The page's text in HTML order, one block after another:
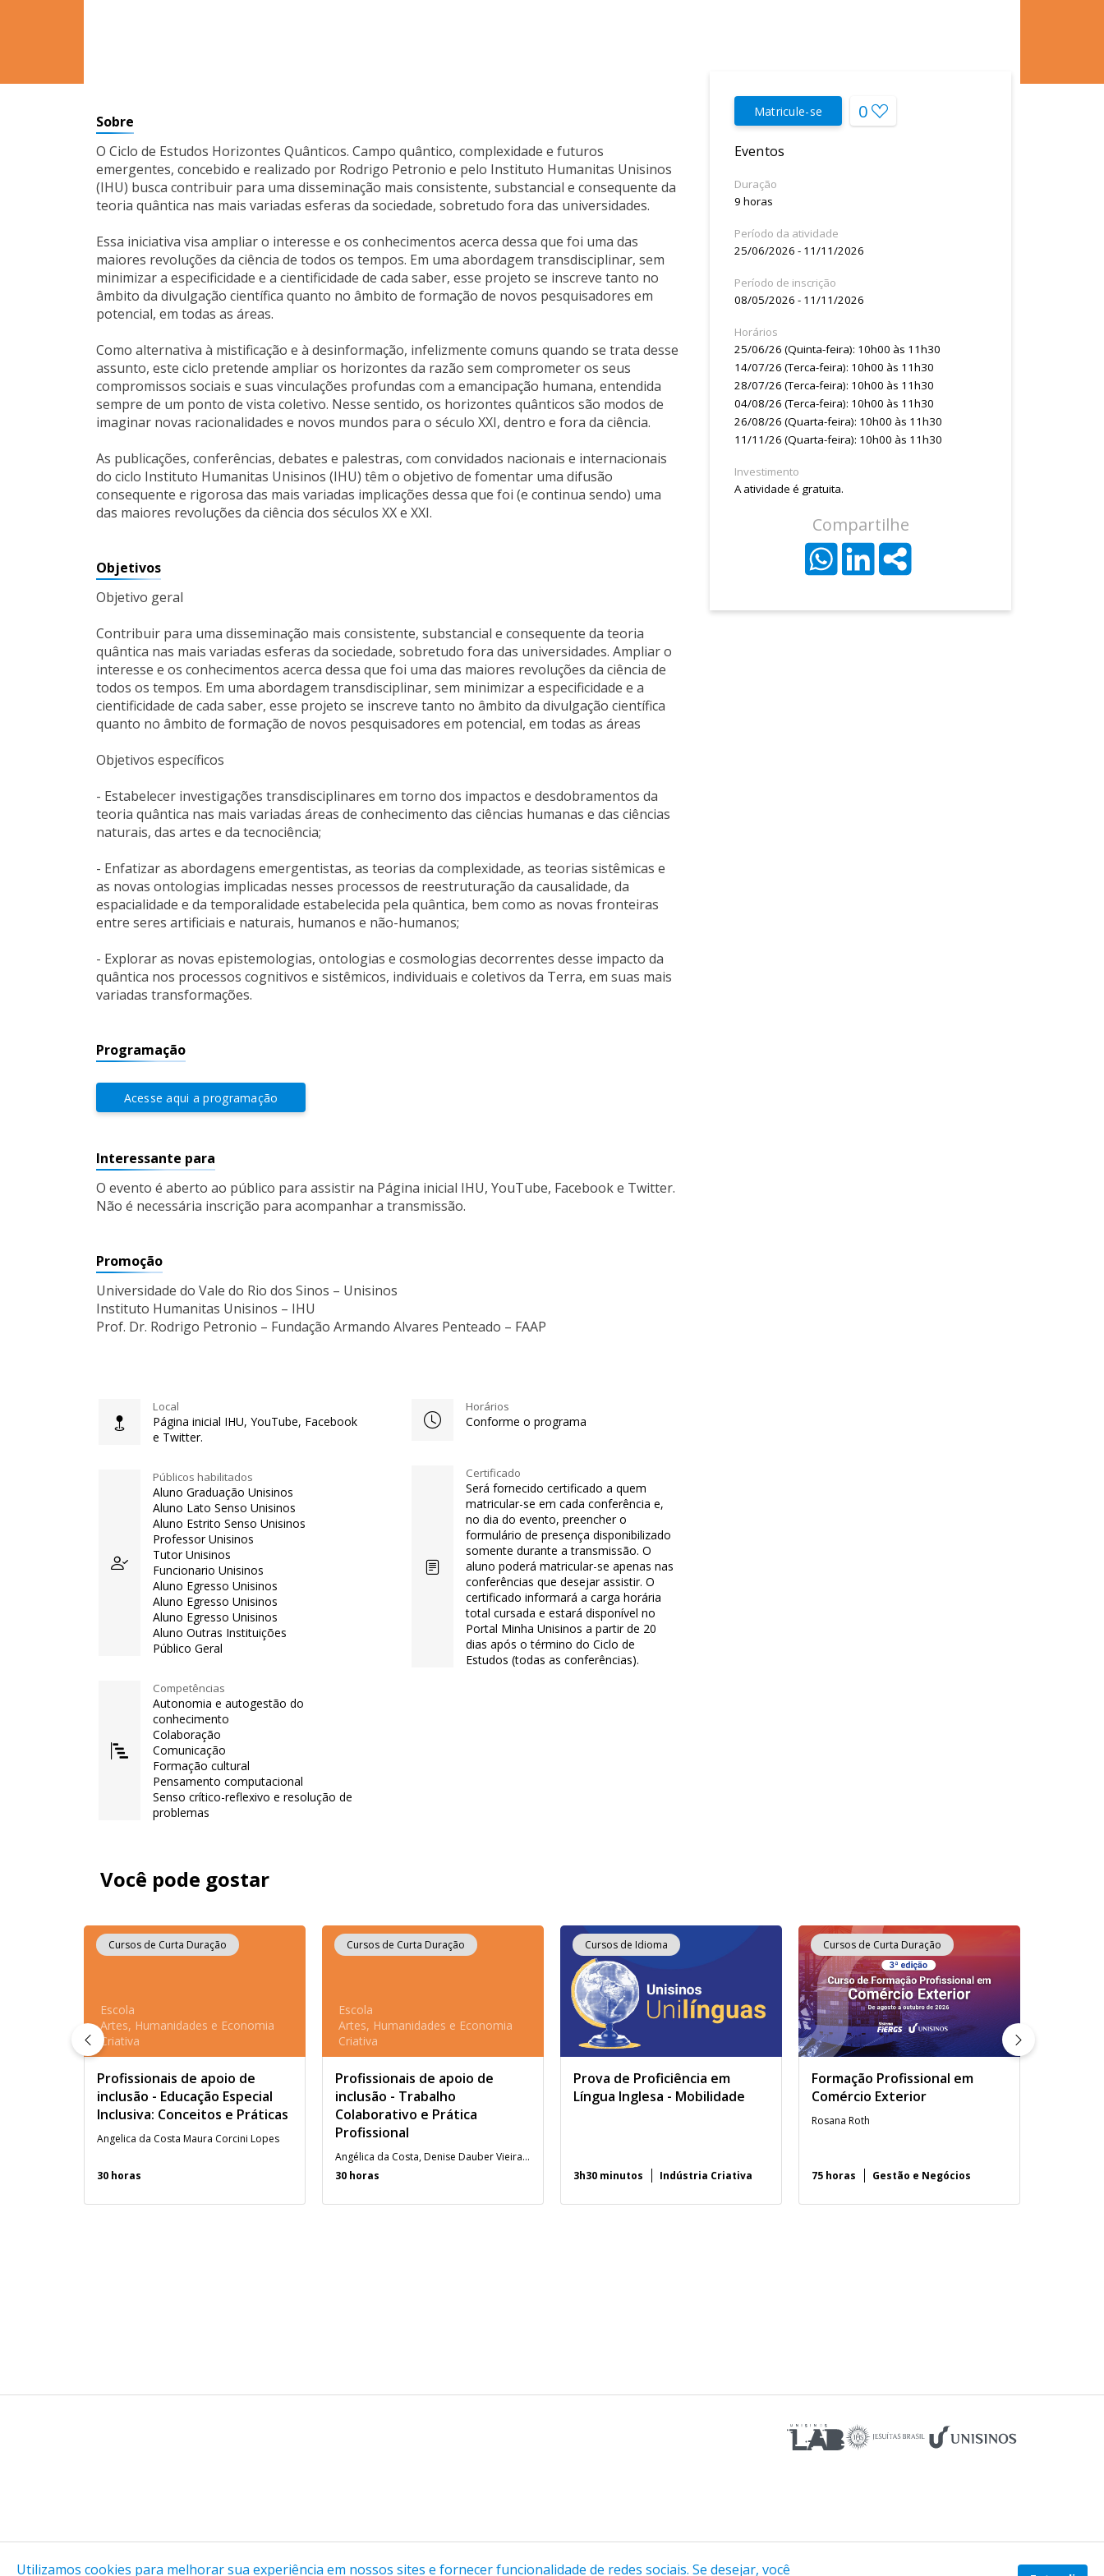
Sobre
O Ciclo de Estudos Horizontes Quânticos. Campo quântico, complexidade e futuros
emergentes, concebido e realizado por Rodrigo Petronio e pelo Instituto Humanitas Unisinos
(IHU) busca contribuir para uma disseminação mais consistente, substancial e consequente da
teoria quântica nas mais variadas esferas da sociedade, sobretudo fora das universidades.
Essa iniciativa visa ampliar o interesse e os conhecimentos acerca dessa que foi uma das
maiores revoluções da ciência de todos os tempos. Em uma abordagem transdisciplinar, sem
minimizar a especificidade e a cientificidade de cada saber, esse projeto se inscreve tanto no
âmbito da divulgação científica quanto no âmbito de formação de novos pesquisadores em
potencial, em todas as áreas.
Como alternativa à mistificação e à desinformação, infelizmente comuns quando se trata desse
assunto, este ciclo pretende ampliar os horizontes da razão sem comprometer os seus
compromissos sociais e suas vinculações profundas com a emancipação humana, entendida
sempre de um ponto de vista coletivo. Nesse sentido, os horizontes quânticos são modos de
imaginar novas racionalidades e novos mundos para o século XXI, dentro e fora da ciência.
As publicações, conferências, debates e palestras, com convidados nacionais e internacionais
do ciclo Instituto Humanitas Unisinos (IHU) têm o objetivo de fomentar uma difusão
consequente e rigorosa das mais variadas implicações dessa que foi (e continua sendo) uma
das maiores revoluções da ciência dos séculos XX e XXI.
Objetivos
Objetivo geral
Contribuir para uma disseminação mais consistente, substancial e consequente da teoria
quântica nas mais variadas esferas da sociedade, sobretudo fora das universidades. Ampliar o
interesse e os conhecimentos acerca dessa que foi uma das maiores revoluções da ciência de
todos os tempos. Em uma abordagem transdisciplinar, sem minimizar a especificidade e a
cientificidade de cada saber, esse projeto se inscreve tanto no âmbito da divulgação científica
quanto no âmbito de formação de novos pesquisadores em potencial, em todas as áreas
Objetivos específicos
- Estabelecer investigações transdisciplinares em torno dos impactos e desdobramentos da
teoria quântica nas mais variadas áreas de conhecimento das ciências humanas e das ciências
naturais, das artes e da tecnociência;
- Enfatizar as abordagens emergentistas, as teorias da complexidade, as teorias sistêmicas e
as novas ontologias implicadas nesses processos de reestruturação da causalidade, da
espacialidade e da temporalidade estabelecida pela quântica, bem como as novas fronteiras
entre seres artificiais e naturais, humanos e não-humanos;
- Explorar as novas epistemologias, ontologias e cosmologias decorrentes desse impacto da
quântica nos processos cognitivos e sistêmicos, individuais e coletivos da Terra, em suas mais
variadas transformações.
Programação
Acesse aqui a programação
Interessante para
O evento é aberto ao público para assistir na Página inicial IHU, YouTube, Facebook e Twitter.
Não é necessária inscrição para acompanhar a transmissão.
Promoção
Universidade do Vale do Rio dos Sinos – Unisinos
Instituto Humanitas Unisinos – IHU
Prof. Dr. Rodrigo Petronio – Fundação Armando Alvares Penteado – FAAP
Local
Página inicial IHU, YouTube, Facebook
e Twitter.
Públicos habilitados
Aluno Graduação Unisinos
Aluno Lato Senso Unisinos
Aluno Estrito Senso Unisinos
Professor Unisinos
Tutor Unisinos
Funcionario Unisinos
Aluno Egresso Unisinos
Aluno Egresso Unisinos
Aluno Egresso Unisinos
Aluno Outras Instituições
Público Geral
Competências
Autonomia e autogestão do
conhecimento
Colaboração
Comunicação
Formação cultural
Pensamento computacional
Senso crítico-reflexivo e resolução de
problemas
Horários
Conforme o programa
Certificado
Será fornecido certificado a quem
matricular-se em cada conferência e,
no dia do evento, preencher o
formulário de presença disponibilizado
somente durante a transmissão. O
aluno poderá matricular-se apenas nas
conferências que desejar assistir. O
certificado informará a carga horária
total cursada e estará disponível no
Portal Minha Unisinos a partir de 20
dias após o término do Ciclo de
Estudos (todas as conferências).
Matricule-se 0
Eventos
Duração
9 horas
Período da atividade
25/06/2026 - 11/11/2026
Período de inscrição
08/05/2026 - 11/11/2026
Horários
25/06/26 (Quinta-feira): 10h00 às 11h30
14/07/26 (Terca-feira): 10h00 às 11h30
28/07/26 (Terca-feira): 10h00 às 11h30
04/08/26 (Terca-feira): 10h00 às 11h30
26/08/26 (Quarta-feira): 10h00 às 11h30
11/11/26 (Quarta-feira): 10h00 às 11h30
Investimento
A atividade é gratuita.
Compartilhe
Você pode gostar
Cursos de Curta Duração
Escola
Artes, Humanidades e Economia
Criativa
Profissionais de apoio de
inclusão - Educação Especial
Inclusiva: Conceitos e Práticas
Angelica da Costa Maura Corcini Lopes
30 horas
Cursos de Curta Duração
Escola
Artes, Humanidades e Economia
Criativa
Profissionais de apoio de
inclusão - Trabalho
Colaborativo e Prática
Profissional
Angélica da Costa, Denise Dauber Vieira, Maura Corcini Lopes e Vanessa Scheid Santanna de Mello.
30 horas
Cursos de Idioma
Prova de Proficiência em
Língua Inglesa - Mobilidade
3h30 minutos Indústria Criativa
Cursos de Curta Duração
Formação Profissional em
Comércio Exterior
Rosana Roth
75 horas Gestão e Negócios
Utilizamos cookies para melhorar sua experiência em nossos sites e fornecer funcionalidade de redes sociais. Se desejar, você